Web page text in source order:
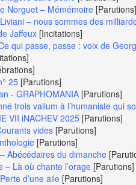
Norguet – Mémémoire [Parutions]
– nous sommes des
Jaffeux [Incitations]
qui passe, passe : voix de
25 [Parutions]
- GRAPHOMANIA [Parutions]
trois valium à l’humaniste qui
VII iNACHEV 2025 [Parutions]
vides [Parutions]
[Parutions]
Abécédaires du dimanche
– Là où chante l’orage [Parutions]
d’une aile [Parutions]